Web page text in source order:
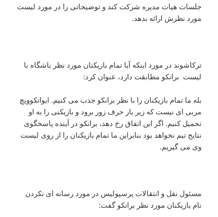
جلسات هیات مدیره شرکت کند و توضیحاتی را در مورد لیست
مورد نظرش ارائه بدهد.
ترکاشوند در مورد اینکه آیا تمام بازیکنان مورد نظر باشگاه با
لیست برانکو مطابقت دارد، عنوان کرد:
بله ما تمام بازیکنان را با نظر برانکو جذب می کنیم. ایوانکوویچ
مربی ای نیست که زیر بار حرف زور برود و بازیکنی را به او
تحمیل کنیم. اگر این اتفاق رخ دهد، برانکو در آینده پاسخگوی
نتایج تیم نخواهد بود بنابراین ما تمام بازیکنان را از روی لیست
وی می گیریم.
مسئول نقل و انتقالات پرسپولیس در مورد رسانه ای نکردن
نام بازیکنان مورد نظر برانکو گفت: